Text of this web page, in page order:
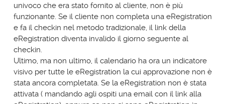
univoco che era stato fornito al cliente, non è più
funzionante. Se il cliente non completa una eRegistration
e fa il checkin nel metodo tradizionale, il link della
eRegistration diventa invalido il giorno seguente al
checkin.
Ultimo, ma non ultimo, il calendario ha ora un indicatore
visivo per tutte le eRegistration la cui approvazione non è
stata ancora completata. Se la eRegistration non è stata
attivata ( mandando agli ospiti una email con il link alla